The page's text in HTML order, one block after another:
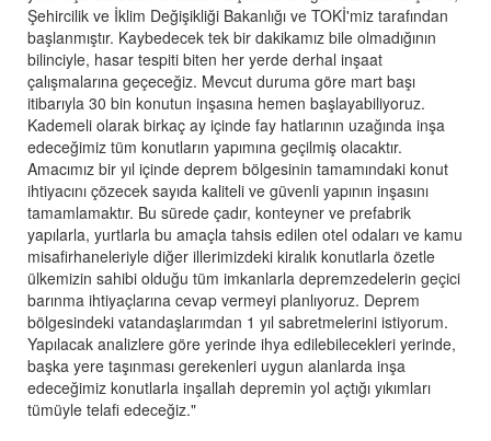
Şehircilik ve İklim Değişikliği Bakanlığı ve TOKİ'miz tarafından
başlanmıştır. Kaybedecek tek bir dakikamız bile olmadığının
bilinciyle, hasar tespiti biten her yerde derhal inşaat
çalışmalarına geçeceğiz. Mevcut duruma göre mart başı
itibarıyla 30 bin konutun inşasına hemen başlayabiliyoruz.
Kademeli olarak birkaç ay içinde fay hatlarının uzağında inşa
edeceğimiz tüm konutların yapımına geçilmiş olacaktır.
Amacımız bir yıl içinde deprem bölgesinin tamamındaki konut
ihtiyacını çözecek sayıda kaliteli ve güvenli yapının inşasını
tamamlamaktır. Bu sürede çadır, konteyner ve prefabrik
yapılarla, yurtlarla bu amaçla tahsis edilen otel odaları ve kamu
misafirhaneleriyle diğer illerimizdeki kiralık konutlarla özetle
ülkemizin sahibi olduğu tüm imkanlarla depremzedelerin geçici
barınma ihtiyaçlarına cevap vermeyi planlıyoruz. Deprem
bölgesindeki vatandaşlarımdan 1 yıl sabretmelerini istiyorum.
Yapılacak analizlere göre yerinde ihya edilebilecekleri yerinde,
başka yere taşınması gerekenleri uygun alanlarda inşa
edeceğimiz konutlarla inşallah depremin yol açtığı yıkımları
tümüyle telafi edeceğiz."